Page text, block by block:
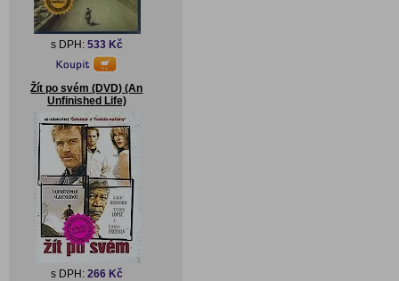
s DPH: 533 Kč
Žít po svém (DVD) (An
Unfinished Life)
s DPH: 266 Kč